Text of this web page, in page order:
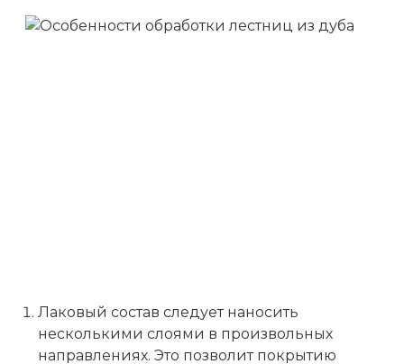
Лаковый состав следует наносить
несколькими слоями в произвольных
направлениях. Это позволит покрытию